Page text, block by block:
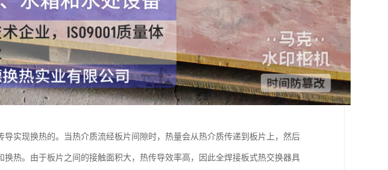
实现换热的。当热介质流经板片间隙时，热量会从热介质传递到板片上，然后
热。由于板片之间的接触面积大，热传导效率高，因此全焊接板式热交换器具